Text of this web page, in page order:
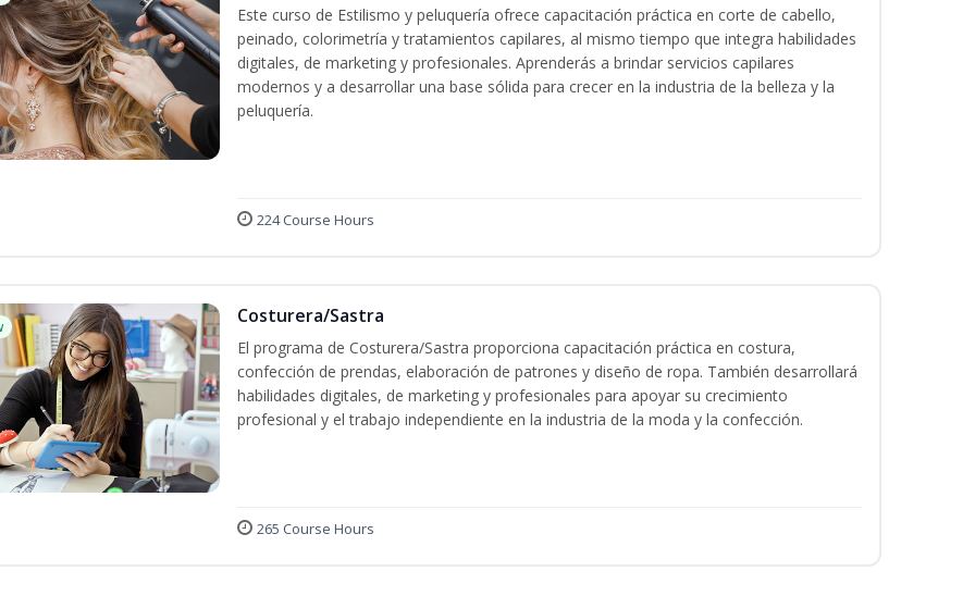
Este curso de Estilismo y peluquería ofrece capacitación práctica en corte de cabello,
peinado, colorimetría y tratamientos capilares, al mismo tiempo que integra habilidades
digitales, de marketing y profesionales. Aprenderás a brindar servicios capilares
modernos y a desarrollar una base sólida para crecer en la industria de la belleza y la
peluquería.
224 Course Hours
Costurera/Sastra
El programa de Costurera/Sastra proporciona capacitación práctica en costura,
confección de prendas, elaboración de patrones y diseño de ropa. También desarrollará
habilidades digitales, de marketing y profesionales para apoyar su crecimiento
profesional y el trabajo independiente en la industria de la moda y la confección.
265 Course Hours